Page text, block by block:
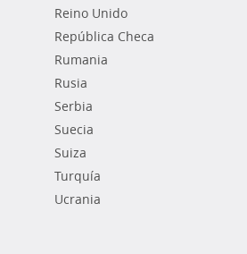
Reino Unido
República Checa
Rumania
Rusia
Serbia
Suecia
Suiza
Turquía
Ucrania